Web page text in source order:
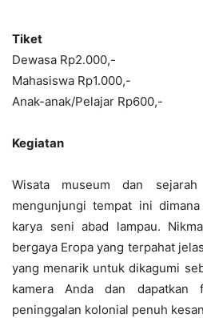
Tiket
Dewasa Rp2.000,-
Mahasiswa Rp1.000,-
Anak-anak/Pelajar Rp600,-
Kegiatan
Wisata museum dan
mengunjungi tempat ini
karya seni abad lampau.
bergaya Eropa yang terpahat
yang menarik untuk dikagumi
kamera Anda dan dapatkan
peninggalan kolonial penuh